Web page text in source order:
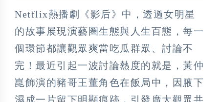
Netflix熱播劇《影后》中，透過女明星
的故事展現演藝圈生態與人生百態，每一
個環節都讓觀眾爽當吃瓜群眾、討論不
完！最近引起一波討論熱度的就是，黃仲
崑飾演的豬哥王董角色在飯局中，因腋下
濕成一片留下明顯痕跡，引發廣大觀眾共